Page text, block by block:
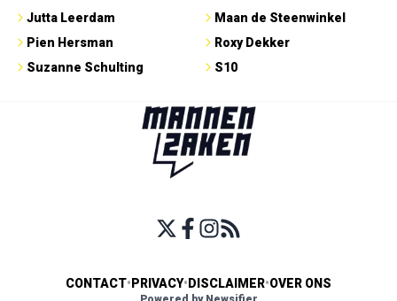
Jutta Leerdam
Pien Hersman
Suzanne Schulting
Maan de Steenwinkel
Roxy Dekker
S10
CONTACT• PRIVACY• DISCLAIMER•OVER ONS